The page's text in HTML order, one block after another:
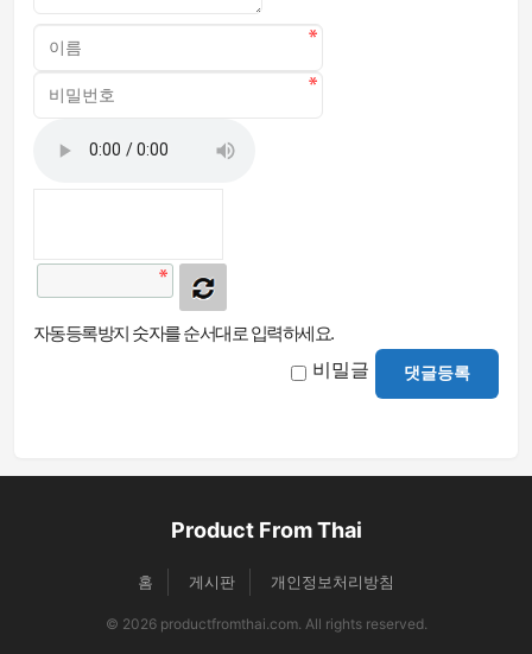
자동등록방지 숫자를 순서대로 입력하세요.
비밀글 댓글등록
Product From Thai
홈 게시판 개인정보처리방침
© 2026 productfromthai.com. All rights reserved.